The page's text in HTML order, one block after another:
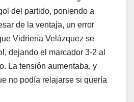
del partido, poniendo a
de la ventaja, un error
Vidriería Velázquez se
dejando el marcador 3-2 al
La tensión aumentaba, y
no podía relajarse si quería